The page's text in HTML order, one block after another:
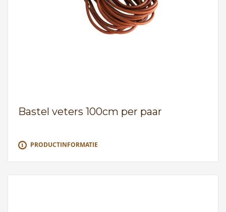
Bastel veters 100cm per paar
PRODUCTINFORMATIE